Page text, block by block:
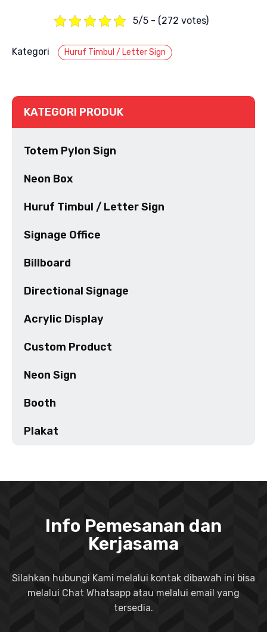
5/5 - (272 votes)
Kategori Huruf Timbul / Letter Sign
KATEGORI PRODUK
Totem Pylon Sign
Neon Box
Huruf Timbul / Letter Sign
Signage Office
Billboard
Directional Signage
Acrylic Display
Custom Product
Neon Sign
Booth
Plakat
Info Pemesanan dan
Kerjasama
Silahkan hubungi Kami melalui kontak dibawah ini bisa
melalui Chat Whatsapp atau melalui email yang
tersedia.